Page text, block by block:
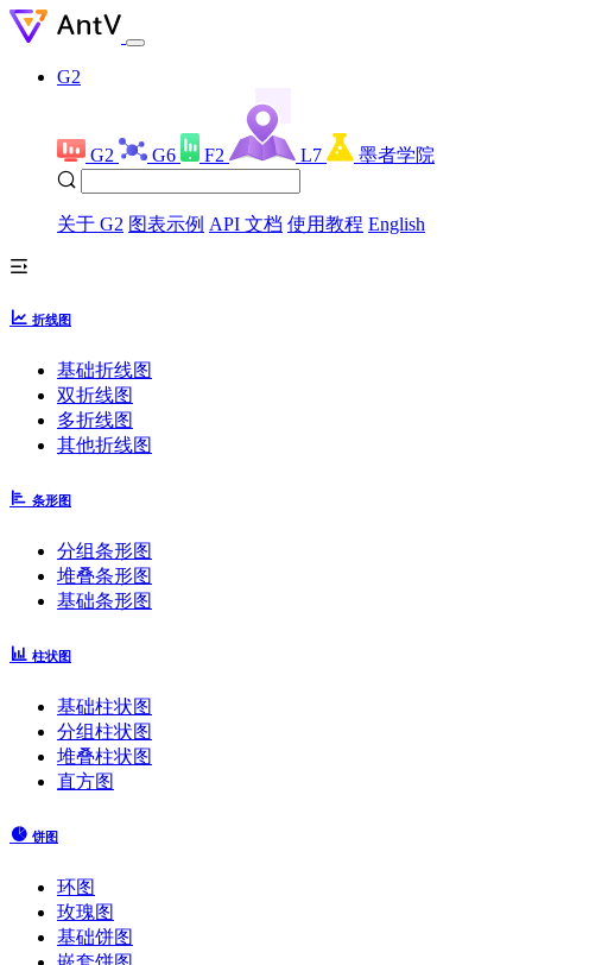
G2
G2 G6 F2 L7 墨者学院
关于 G2 图表示例 API 文档 使用教程 English
折线图
基础折线图
双折线图
多折线图
其他折线图
条形图
分组条形图
堆叠条形图
基础条形图
柱状图
基础柱状图
分组柱状图
堆叠柱状图
直方图
饼图
环图
玫瑰图
基础饼图